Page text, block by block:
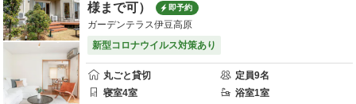
様まで可）
即予約
ガーデンテラス伊豆高原
新型コロナウイルス対策あり
丸ごと貸切 定員9名
寝室4室 浴室1室